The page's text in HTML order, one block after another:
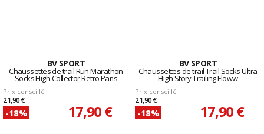
BV SPORT
Chaussettes de trail Run Marathon
Socks High Collector Retro Paris
Prix conseillé
21,90 €
-18% 17,90 €
BV SPORT
Chaussettes de trail Trail Socks Ultra
High Story Trailing Floww
Prix conseillé
21,90 €
-18% 17,90 €